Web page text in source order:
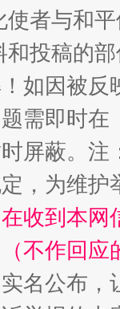
如何以
者与和
投稿的
如因被
需即时在
屏蔽。
，为维
在收到本网
不作回应
名公布